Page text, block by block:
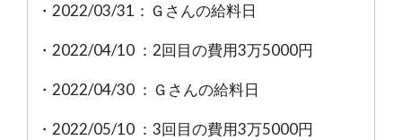
・2022/03/31：Ｇさんの給料日
・2022/04/10 ：2回目の費用3万5000円
・2022/04/30 ：Ｇさんの給料日
・2022/05/10 ：3回目の費用3万5000円